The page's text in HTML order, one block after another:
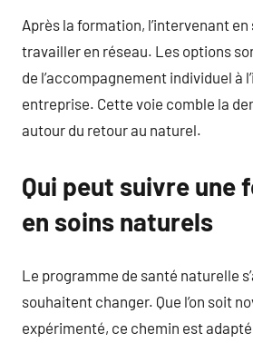
Après la formation, l’intervenant
travailler en réseau. Les options
de l’accompagnement individuel à
entreprise. Cette voie comble la
autour du retour au naturel.
Qui peut suivre une
en soins naturels
Le programme de santé naturelle
souhaitent changer. Que l’on soit
expérimenté, ce chemin est